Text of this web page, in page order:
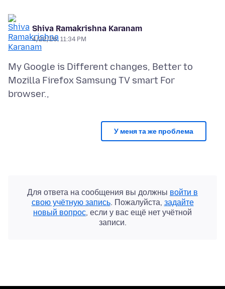
Shiva Ramakrishna Karanam
4/22/26, 11:34 PM
My Google is Different changes, Better to
Mozilla Firefox Samsung TV smart For
У меня та же проблема
Для ответа на сообщения вы должны войти в
свою учётную запись. Пожалуйста, задайте
новый вопрос, если у вас ещё нет учётной
записи.